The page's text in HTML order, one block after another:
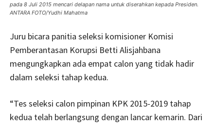
pada 8 Juli 2015 mencari delapan nama untuk diserahkan kepada Presiden.
ANTARA FOTO/Yudhi Mahatma
Juru bicara panitia seleksi komisioner Komisi
Pemberantasan Korupsi Betti Alisjahbana
mengungkapkan ada empat calon yang tidak hadir
dalam seleksi tahap kedua.
“Tes seleksi calon pimpinan KPK 2015-2019 tahap
kedua telah berlangsung dengan lancar kemarin. Dari